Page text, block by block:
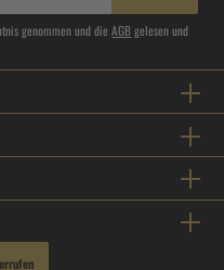
genommen und dieAGBgelesen und